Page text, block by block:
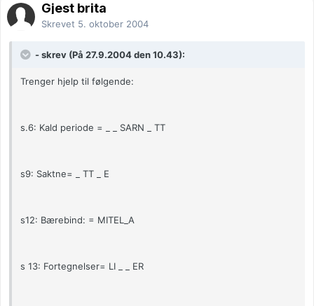
Gjest brita
Skrevet 5. oktober 2004
- skrev (På 27.9.2004 den 10.43):
Trenger hjelp til følgende:
s.6: Kald periode = _ _ SARN _ TT
s9: Saktne= _ TT _ E
s12: Bærebind: = MITEL_A
s 13: Fortegnelser= LI _ _ ER